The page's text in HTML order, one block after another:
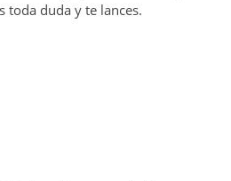
toda duda y te lances.